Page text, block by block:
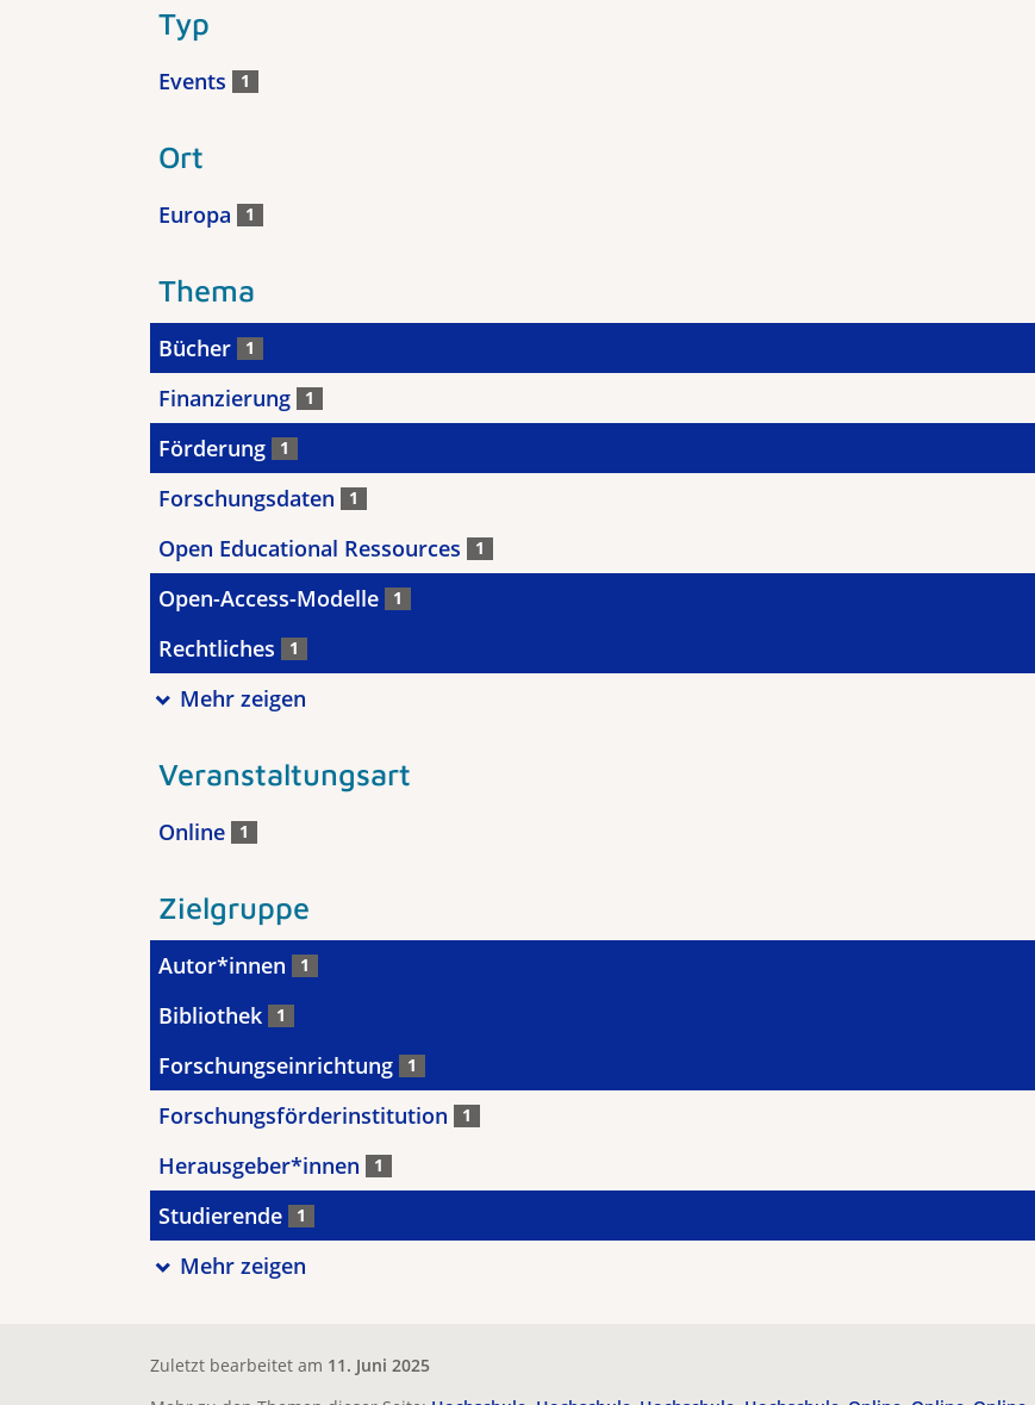
Typ
Events 1
Ort
Europa 1
Thema
Bücher 1
Finanzierung 1
Förderung 1
Forschungsdaten 1
Open Educational Ressources 1
Open-Access-Modelle 1
Rechtliches 1
Mehr zeigen
Veranstaltungsart
Online 1
Zielgruppe
Autor*innen 1
Bibliothek 1
Forschungseinrichtung 1
Forschungsförderinstitution 1
Herausgeber*innen 1
Studierende 1
Mehr zeigen
Zuletzt bearbeitet am 11. Juni 2025